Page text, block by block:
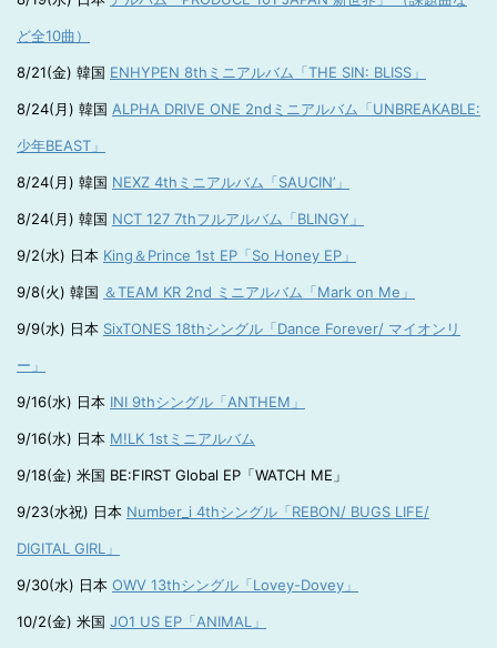
ど全10曲）
8/21(金) 韓国 ENHYPEN 8thミニアルバム「THE SIN: BLISS」
8/24(月) 韓国 ALPHA DRIVE ONE 2ndミニアルバム「UNBREAKABLE:
少年BEAST」
8/24(月) 韓国 NEXZ 4thミニアルバム「SAUCIN’」
8/24(月) 韓国 NCT 127 7thフルアルバム「BLINGY」
9/2(水) 日本 King＆Prince 1st EP「So Honey EP」
9/8(火) 韓国 ＆TEAM KR 2nd ミニアルバム「Mark on Me」
9/9(水) 日本 SixTONES 18thシングル「Dance Forever/ マイオンリ
ー」
9/16(水) 日本 INI 9thシングル「ANTHEM」
9/16(水) 日本 M!LK 1stミニアルバム
9/18(金) 米国 BE:FIRST Global EP「WATCH ME」
9/23(水祝) 日本 Number_i 4thシングル「REBON/ BUGS LIFE/
DIGITAL GIRL」
9/30(水) 日本 OWV 13thシングル「Lovey-Dovey」
10/2(金) 米国 JO1 US EP「ANIMAL」